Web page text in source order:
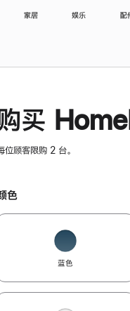
家居 娱乐 配
买
位顾客限购 2 台。
色
蓝色